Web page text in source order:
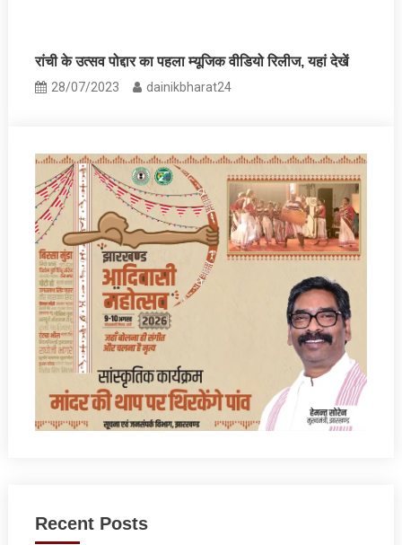
रांची के उत्सव पोद्दार का पहला म्यूजिक वीडियो रिलीज, यहां देखें
28/07/2023 dainikbharat24
Recent Posts